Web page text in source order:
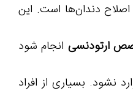
اصلاح دندان‌ها است. این
ارتودنسی انجام شود
نشود. بسیاری از افراد